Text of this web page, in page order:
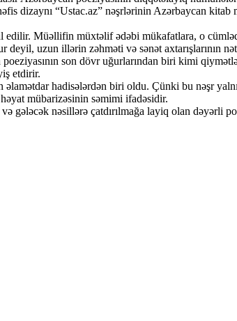
dizaynı “Ustac.az” nəşrlərinin Azərbaycan
edilir. Müəllifin müxtəlif ədəbi mükafatlara, o
deyil, uzun illərin zəhməti və sənət axtarışlarının
son dövr uğurlarından biri kimi
etdirir.
hadisələrdən biri oldu. Çünki bu nəşr
mübarizəsinin səmimi ifadəsidir.
nəsillərə çatdırılmağa layiq olan dəyərli